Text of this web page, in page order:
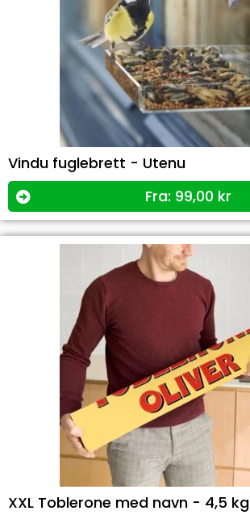
Vindu fuglebrett - Utenu
Fra: 99,00 kr
XXL Toblerone med navn - 4,5 kg